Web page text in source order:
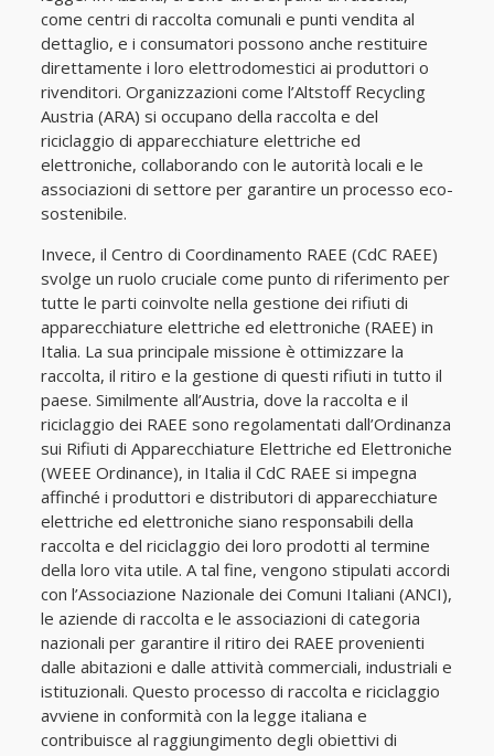
come centri di raccolta comunali e punti vendita al
dettaglio, e i consumatori possono anche restituire
direttamente i loro elettrodomestici ai produttori o
rivenditori. Organizzazioni come l’Altstoff Recycling
Austria (ARA) si occupano della raccolta e del
riciclaggio di apparecchiature elettriche ed
elettroniche, collaborando con le autorità locali e le
associazioni di settore per garantire un processo eco-
sostenibile.
Invece, il Centro di Coordinamento RAEE (CdC RAEE)
svolge un ruolo cruciale come punto di riferimento per
tutte le parti coinvolte nella gestione dei rifiuti di
apparecchiature elettriche ed elettroniche (RAEE) in
Italia. La sua principale missione è ottimizzare la
raccolta, il ritiro e la gestione di questi rifiuti in tutto il
paese. Similmente all’Austria, dove la raccolta e il
riciclaggio dei RAEE sono regolamentati dall’Ordinanza
sui Rifiuti di Apparecchiature Elettriche ed Elettroniche
(WEEE Ordinance), in Italia il CdC RAEE si impegna
affinché i produttori e distributori di apparecchiature
elettriche ed elettroniche siano responsabili della
raccolta e del riciclaggio dei loro prodotti al termine
della loro vita utile. A tal fine, vengono stipulati accordi
con l’Associazione Nazionale dei Comuni Italiani (ANCI),
le aziende di raccolta e le associazioni di categoria
nazionali per garantire il ritiro dei RAEE provenienti
dalle abitazioni e dalle attività commerciali, industriali e
istituzionali. Questo processo di raccolta e riciclaggio
avviene in conformità con la legge italiana e
contribuisce al raggiungimento degli obiettivi di